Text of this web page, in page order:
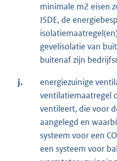
minimale m2 eisen
ISDE, de
gevelisolatie van
buitenaf zijn
j.
energiezuinige
ventilatiemaatregel
ventileert, die voor
aangelegd en
systeem voor een
een systeem voor